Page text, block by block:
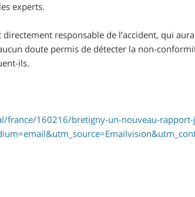
experts.
directement responsable de l’accident, qui
doute permis de détecter la non-
ils.
160216/bretigny-un-nouveau-rapport-